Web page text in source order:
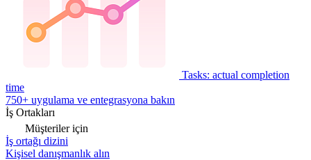
Tasks: actual completion
time
750+ uygulama ve entegrasyona bakın
İş Ortakları
Müşteriler için
İş ortağı dizini
Kişisel danışmanlık alın